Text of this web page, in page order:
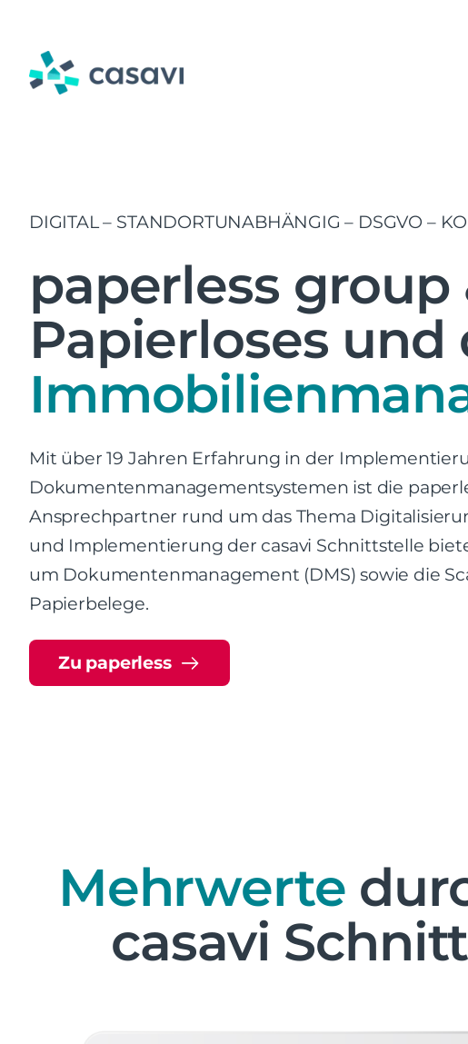
springen
DIGITAL – STANDORTUNABHÄNGIG – DSGVO –
paperless group
Papierloses und
Mit über 19 Jahren Erfahrung in der
Dokumentenmanagementsystemen ist die
Ansprechpartner rund um das Thema
und Implementierung der casavi Schnittstelle
um Dokumentenmanagement (DMS) sowie die
Papierbelege.
Zu paperless
Mehrwerte
casavi